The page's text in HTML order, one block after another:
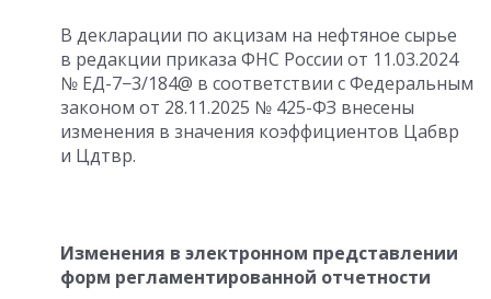
В декларации по акцизам на нефтяное сырье
в редакции приказа ФНС России от 11.03.2024
№ ЕД-7−3/184@ в соответствии с Федеральным
законом от 28.11.2025 № 425-ФЗ внесены
изменения в значения коэффициентов Цабвр
и Цдтвр.
Изменения в электронном представлении
форм регламентированной отчетности